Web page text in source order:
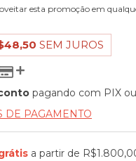
esta promoção em
SEM JUROS
pagando com PIX
DE PAGAMENTO
a partir de